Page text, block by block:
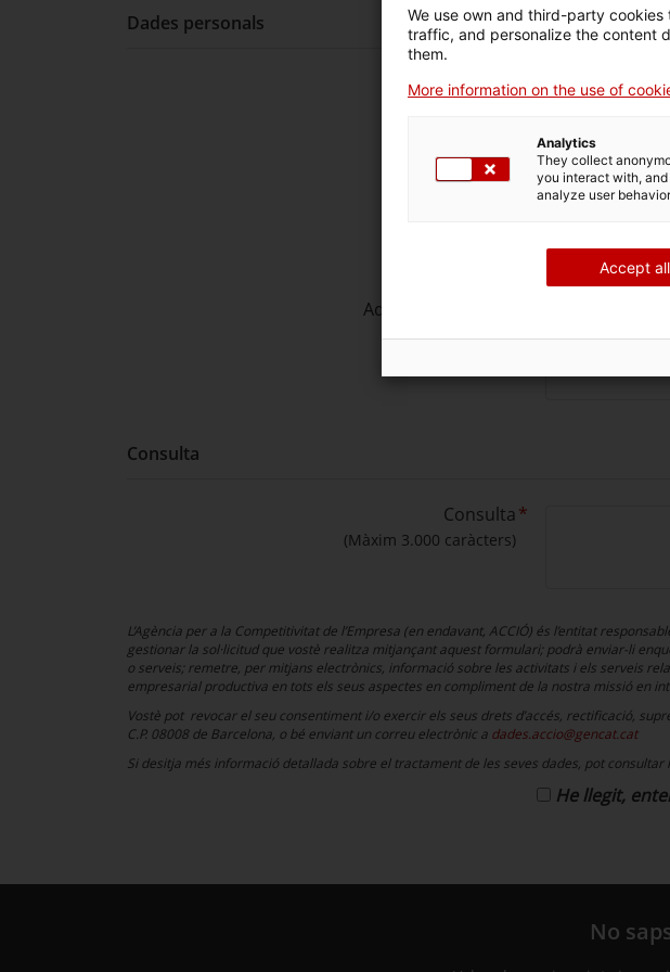
Dades personals
Nom
Adreça electrònica
Consulta
Consulta
(Màxim 3.000 caràcters)
L’Agència per a la Competitivitat de l’Empresa (en endavant, ACCIÓ) és l’entitat
gestionar la sol·licitud que vostè realitza mitjançant aquest formulari; podrà enviar-li
o serveis; remetre, per mitjans electrònics, informació sobre les activitats i els serveis
empresarial productiva en tots els seus aspectes en compliment de la nostra missió en
Vostè pot revocar el seu consentiment i/o exercir els seus drets d’accés, rectificació,
C.P. 08008 de Barcelona, o bé enviant un correu electrònic a dades.accio@gencat.cat
Si desitja més informació detallada sobre el tractament de les seves dades, pot
He llegit,
No
We use own and third-party
traffic, and personalize the content
them.
More information on the use of
Analytics
They collect
you interact with,
analyze user
Accept all